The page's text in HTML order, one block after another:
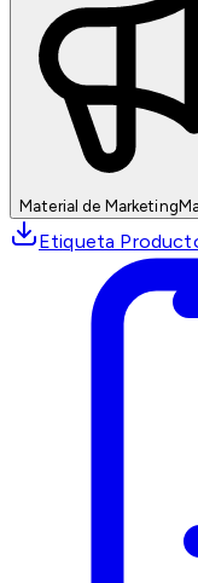
Material de Marketing
Etiqueta